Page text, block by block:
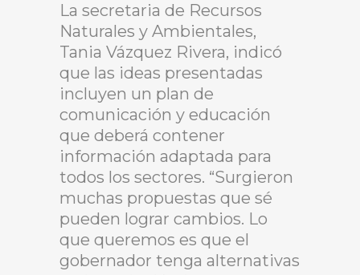
La secretaria de Recursos
Naturales y Ambientales,
Tania Vázquez Rivera, indicó
que las ideas presentadas
incluyen un plan de
comunicación y educación
que deberá contener
información adaptada para
todos los sectores. “Surgieron
muchas propuestas que sé
pueden lograr cambios. Lo
que queremos es que el
gobernador tenga alternativas